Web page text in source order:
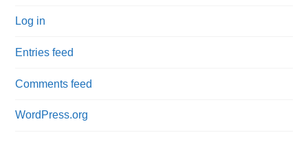
Log in
Entries feed
Comments feed
WordPress.org